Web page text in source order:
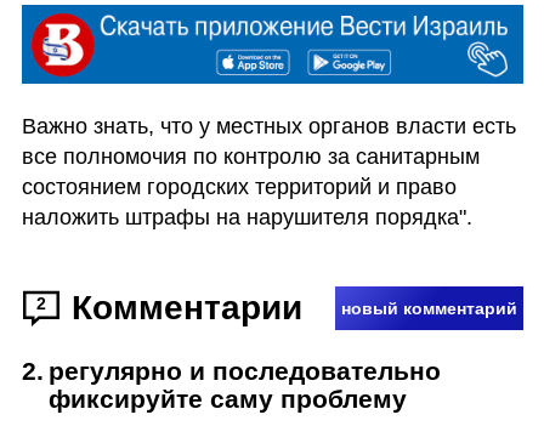
Важно знать, что у местных органов власти есть
все полномочия по контролю за санитарным
состоянием городских территорий и право
наложить штрафы на нарушителя порядка".
2 Комментарии новый комментарий
2. регулярно и последовательно
фиксируйте саму проблему